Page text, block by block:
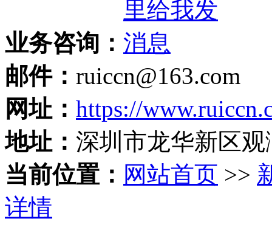
业务咨询：
邮件： ruiccn@163.com
网址： https://
地址： 深圳市龙华新区
当前位置： 网站首页 >>
详情